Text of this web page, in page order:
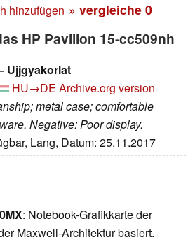
hinzufügen » vergleiche 0
HP Pavilion 15-cc509nh
Ujjgyakorlat
HU→DE Archive.org version
metal case; comfortable
Negative: Poor display.
Lang, Datum: 25.11.2017
: Notebook-Grafikkarte der
Maxwell-Architektur basiert.